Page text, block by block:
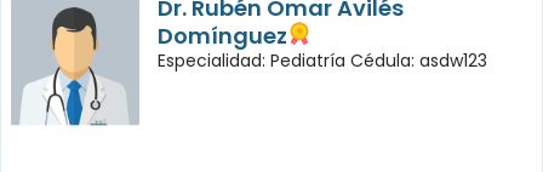
Dr. Rubén Omar Avilés
Domínguez
Especialidad: Pediatría Cédula: asdw123